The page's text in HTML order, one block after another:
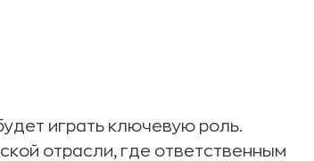
играть ключевую роль.
отрасли, где ответственным